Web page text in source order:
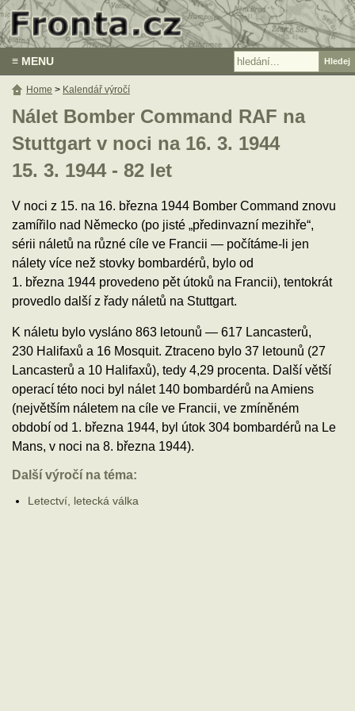
≡ MENU
Nálet Bomber Command RAF na
Stuttgart v noci na 16. 3. 1944
15. 3. 1944 - 82 let
V noci z 15. na 16. března 1944 Bomber Command znovu
zamířilo nad Německo (po jisté „předinvazní mezihře“,
sérii náletů na různé cíle ve Francii — počítáme-li jen
nálety více než stovky bombardérů, bylo od
1. března 1944 provedeno pět útoků na Francii), tentokrát
provedlo další z řady náletů na Stuttgart.
K náletu bylo vysláno 863 letounů — 617 Lancasterů,
230 Halifaxů a 16 Mosquit. Ztraceno bylo 37 letounů (27
Lancasterů a 10 Halifaxů), tedy 4,29 procenta. Další větší
operací této noci byl nálet 140 bombardérů na Amiens
(největším náletem na cíle ve Francii, ve zmíněném
období od 1. března 1944, byl útok 304 bombardérů na Le
Mans, v noci na 8. března 1944).
Další výročí na téma:
Letectví, letecká válka
Home > Kalendář výročí